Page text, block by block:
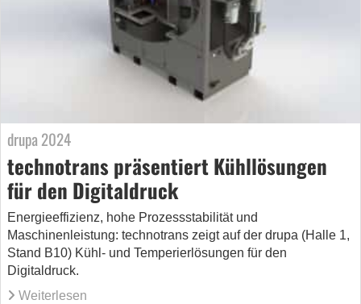
drupa 2024
technotrans präsentiert Kühllösungen
für den Digitaldruck
Energieeffizienz, hohe Prozessstabilität und
Maschinenleistung: technotrans zeigt auf der drupa (Halle 1,
Stand B10) Kühl- und Temperierlösungen für den
Digitaldruck.
Weiterlesen